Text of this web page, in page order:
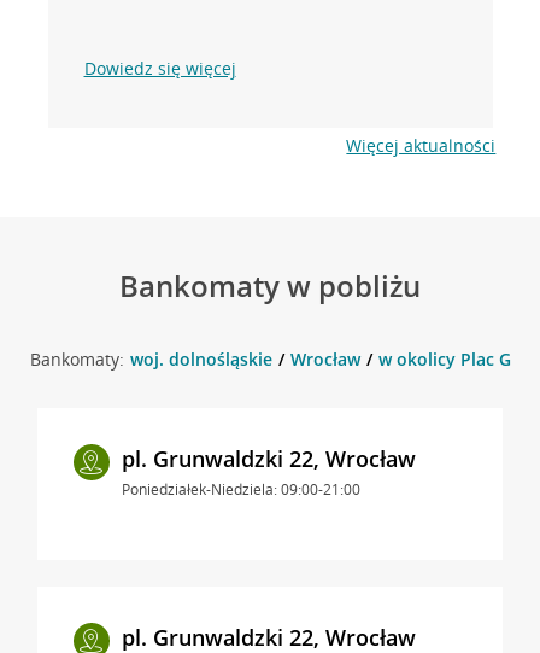
Dowiedz się więcej
Więcej aktualności
Bankomaty w pobliżu
Bankomaty: woj. dolnośląskie Wrocław w okolicy Plac
pl. Grunwaldzki 22, Wrocław
Poniedziałek-Niedziela: 09:00-21:00
pl. Grunwaldzki 22, Wrocław